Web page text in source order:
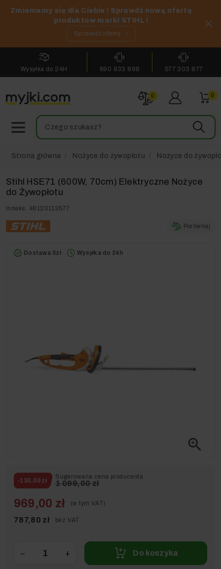
Zmieniamy się dla Ciebie ! Sprawdź nową ofertę
produktów marki STIHL !
Sprawdź ofertę
Wysyłka do 24H 690 933 888 577 303 877
0 0
Strona główna Nożyce do żywopłotu Nożyce do
Stihl HSE71 (600W, 70cm) Elektryczne Nożyce
do Żywopłotu
Indeks: 48120113577
Porównaj
Dostawa 0zł Wysyłka do 24h
zoom_in
-130,00 zł
Sugerowana cena producenta
1 099,00 zł
969,00 zł (w tym VAT)
787,80 zł bez VAT
− + Do koszyka